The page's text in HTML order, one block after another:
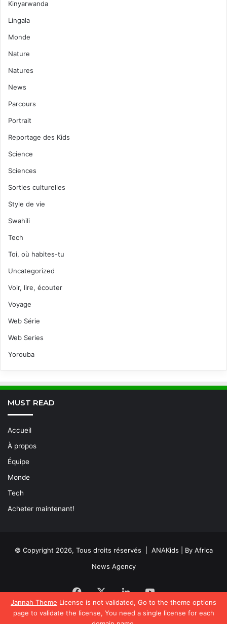
Jannah Theme License is not validated, Go to the theme options
page to validate the license, You need a single license for each
Kinyarwanda
Lingala
Monde
Nature
Natures
News
Parcours
Portrait
Reportage des Kids
Science
Sciences
Sorties culturelles
Style de vie
Swahili
Tech
Toi, où habites-tu
Uncategorized
Voir, lire, écouter
Voyage
Web Série
Web Series
Yorouba
MUST READ
Accueil
À propos
Équipe
Monde
Tech
Acheter maintenant!
© Copyright 2026, Tous droits réservés | ANAKids | By Africa
News Agency
Facebook
X LinkedinYouTube